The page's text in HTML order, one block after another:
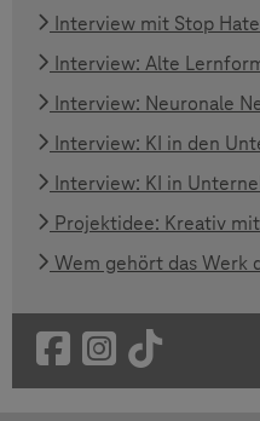
Interview mit Stop
Interview: Alte
Interview: Neuronale
Interview: KI in den
Interview: KI in
Projektidee: Kreativ
Wem gehört das Werk